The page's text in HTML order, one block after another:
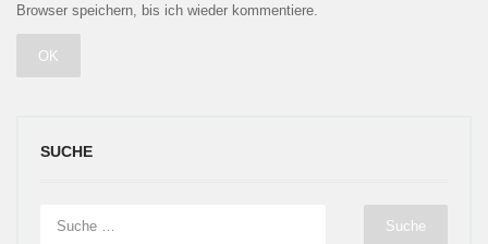
Browser speichern, bis ich wieder kommentiere.
SUCHE